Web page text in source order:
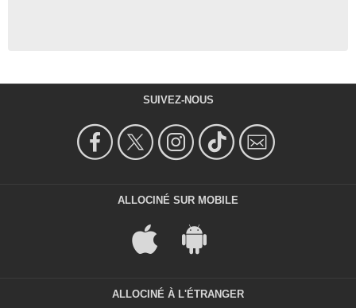
SUIVEZ-NOUS
ALLOCINÉ SUR MOBILE
ALLOCINÉ À L'ÉTRANGER